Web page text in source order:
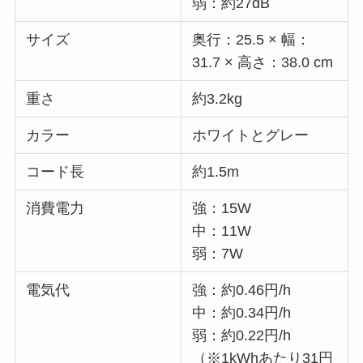
サイズ
奥行：25.5 × 幅：
31.7 × 高さ：38.0 cm
重さ 約3.2kg
カラー ホワイトとグレー
コード長 約1.5m
消費電力
強：15W
中：11W
弱：7W
電気代
強：約0.46円/h
中：約0.34円/h
弱：約0.22円/h
（※1kWhあたり31円